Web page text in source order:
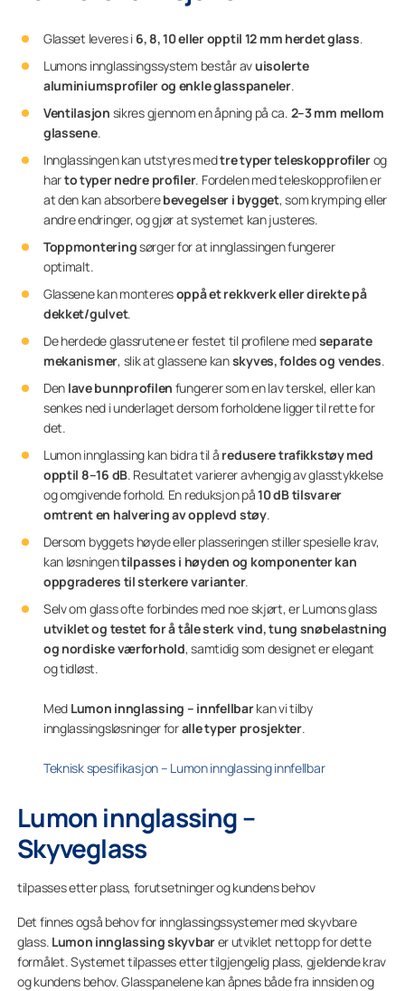
Glasset leveres i 6, 8, 10 eller opptil 12 mm herdet glass.
Lumons innglassingssystem består avuisolerte
aluminiumsprofiler og enkle glasspaneler.
Ventilasjon sikres gjennom en åpning på ca. 2–3 mm mellom
glassene.
Innglassingen kan utstyres medtre typer teleskopprofilerog
harto typer nedre profiler. Fordelen med teleskopprofilen er
at den kan absorberebevegelser i bygget, som krymping eller
andre endringer, og gjør at systemet kan justeres.
Toppmonteringsørger for at innglassingen fungerer
optimalt.
Glassene kan monteresoppå et rekkverk eller direkte på
dekket/gulvet.
De herdede glassrutene er festet til profilene medseparate
mekanismer, slik at glassene kanskyves, foldes og vendes.
Den lave bunnprofilen fungerer som en lav terskel, eller kan
senkes ned i underlaget dersom forholdene ligger til rette for
det.
Lumon innglassing kan bidra til å redusere trafikkstøy med
opptil 8–16 dB. Resultatet varierer avhengig av glasstykkelse
og omgivende forhold. En reduksjon på10 dB tilsvarer
omtrent en halvering av opplevd støy.
Dersom byggets høyde eller plasseringen stiller spesielle krav,
kan løsningentilpasses i høyden og komponenter kan
oppgraderes til sterkere varianter.
Selv om glass ofte forbindes med noe skjørt, er Lumons glass
utviklet og testet for å tåle sterk vind, tung snøbelastning
og nordiske værforhold, samtidig som designet er elegant
og tidløst.
Med Lumon innglassing – innfellbarkan vi tilby
innglassingsløsninger foralle typer prosjekter.
Teknisk spesifikasjon – Lumon innglassing innfellbar
Lumon innglassing –
Skyveglass
tilpasses etter plass, forutsetninger og kundens behov
Det finnes også behov for innglassingssystemer med skyvbare
glass. Lumon innglassing skyvbarer utviklet nettopp for dette
formålet. Systemet tilpasses etter tilgjengelig plass, gjeldende krav
og kundens behov. Glasspanelene kan åpnes både fra innsiden og